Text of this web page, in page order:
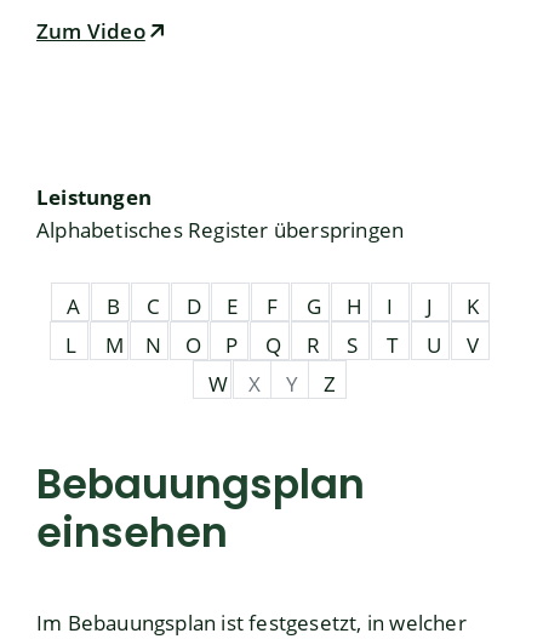
Zum Video
Leistungen
Alphabetisches Register überspringen
A B C D E F G H I J
K
L
M N O P Q R S T U
V
W
X Y Z
Bebauungsplan
einsehen
Im Bebauungsplan ist festgesetzt, in welcher